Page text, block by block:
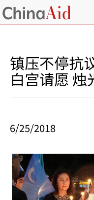
镇压不停抗
白宫请愿
6/25/2018